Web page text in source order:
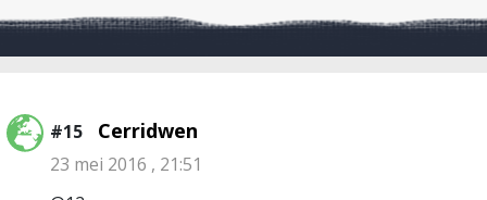
#15 Cerridwen
23 mei 2016 , 21:51